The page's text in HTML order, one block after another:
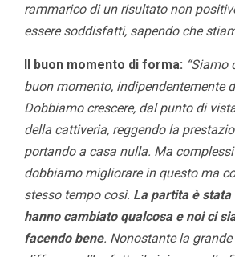
rammarico di un risultato non
essere soddisfatti, sapendo che
Il buon momento di forma: “Siamo
buon momento, indipendentemente
Dobbiamo crescere, dal punto di
della cattiveria, reggendo la
portando a casa nulla. Ma
dobbiamo migliorare in questo ma
stesso tempo così. La partita è
hanno cambiato qualcosa e noi ci
facendo bene. Nonostante la